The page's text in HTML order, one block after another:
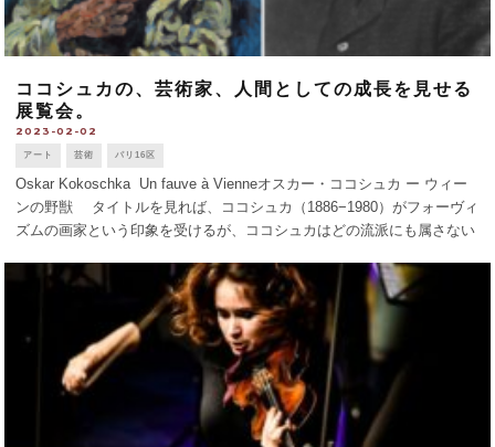
ココシュカの、芸術家、人間としての成長を見せる
展覧会。
2023-02-02
アート 芸術 パリ16区
Oskar Kokoschka Un fauve à Vienneオスカー・ココシュカ ー ウィー
ンの野獣 タイトルを見れば、ココシュカ（1886−1980）がフォーヴィ
ズムの画家という印象を受けるが、ココシュカはどの流派にも属さない